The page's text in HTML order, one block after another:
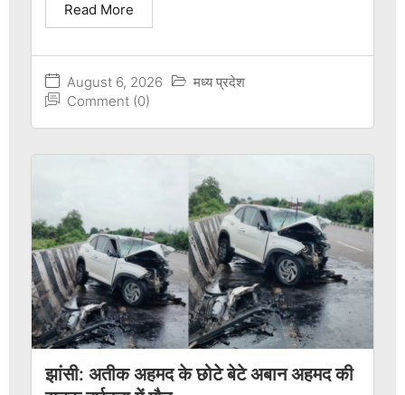
August 6, 2026
मध्य प्रदेश
Comment (0)
Read More
झांसी: अतीक अहमद के छोटे बेटे अबान अहमद की